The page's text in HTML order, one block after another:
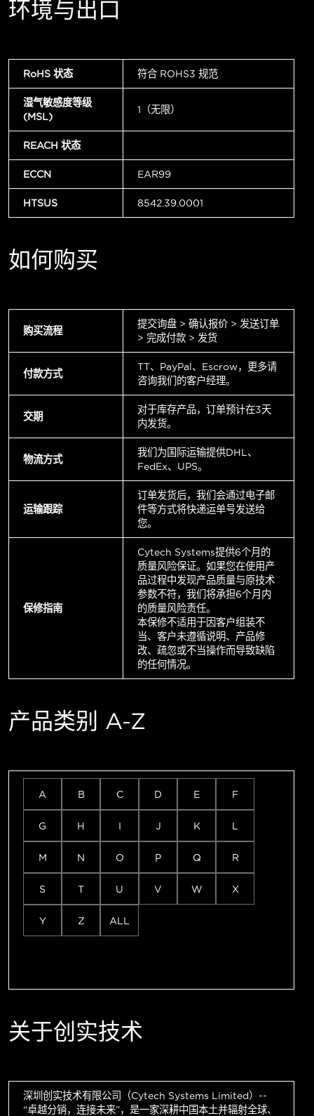
环境与出口
RoHS 状态 符合 ROHS3 规范
湿气敏感度等级
(MSL)
1（无限）
REACH 状态
ECCN EAR99
HTSUS 8542.39.0001
如何购买
购买流程
提交询盘 > 确认报价 > 发送订单
> 完成付款 > 发货
付款方式
TT、PayPal、Escrow，更多请
咨询我们的客户经理。
交期
对于库存产品，订单预计在3天
内发货。
物流方式
我们为国际运输提供DHL、
FedEx、UPS。
运输跟踪
订单发货后，我们会通过电子邮
件等方式将快递运单号发送给
您。
保修指南
Cytech Systems提供6个月的
质量风险保证。如果您在使用产
品过程中发现产品质量与原技术
参数不符，我们将承担6个月内
的质量风险责任。
本保修不适用于因客户组装不
当、客户未遵循说明、产品修
改、疏忽或不当操作而导致缺陷
的任何情况。
产品类别 A-Z
A B C D E F
G H I J K L
M N O P Q R
S T U V W X
Y Z ALL
关于创实技术
深圳创实技术有限公司（Cytech Systems Limited）--
“卓越分销，连接未来”，是一家深耕中国本土并辐射全球、